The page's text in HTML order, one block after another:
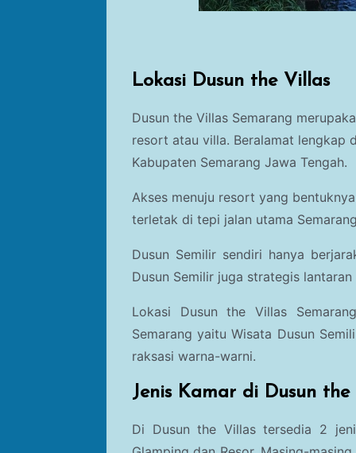
Lokasi Dusun the Villas
Dusun the Villas Semarang
resort atau villa. Beralamat lengkap
Kabupaten Semarang Jawa Tengah.
Akses menuju resort yang
terletak di tepi jalan utama
Dusun Semilir sendiri hanya
Dusun Semilir juga strategis
Lokasi Dusun the Villas
Semarang yaitu Wisata Dusun
raksasi warna-warni.
Jenis Kamar di Dusun
Di Dusun the Villas tersedia 2